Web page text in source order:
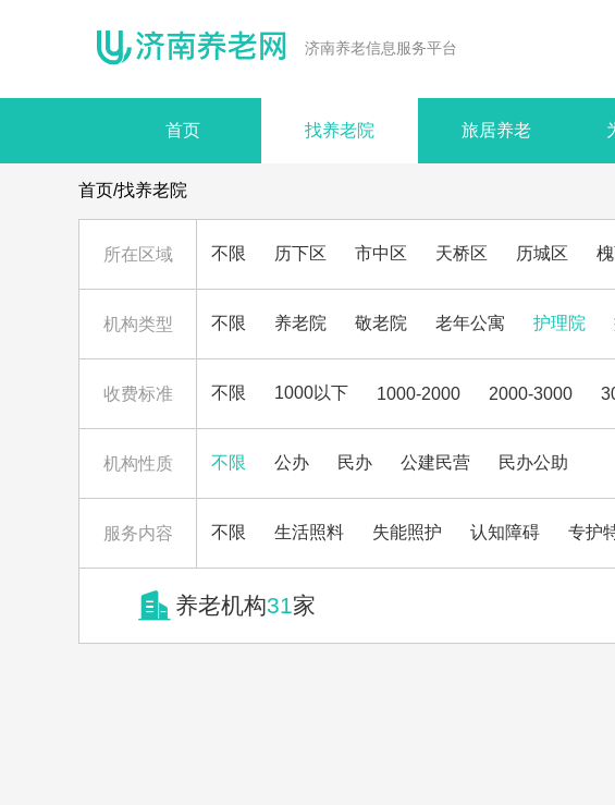
济南养老信息服务平台
首页 找养老院 旅居养老
首页/找养老院
所在区域 不限 历下区 市中区 天桥区 历城区
机构类型 不限 养老院 敬老院 老年公寓 护理院
收费标准 不限 1000以下 1000-2000 2000-3000
机构性质 不限 公办 民办 公建民营 民办公助
服务内容 不限 生活照料 失能照护 认知障碍 专护
 养老机构31家